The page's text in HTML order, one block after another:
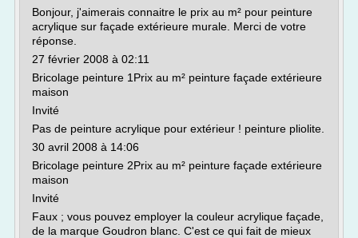
Bonjour, j'aimerais connaitre le prix au m² pour peinture
acrylique sur façade extérieure murale. Merci de votre
réponse.
27 février 2008 à 02:11
Bricolage peinture 1Prix au m² peinture façade extérieure
maison
Invité
Pas de peinture acrylique pour extérieur ! peinture pliolite.
30 avril 2008 à 14:06
Bricolage peinture 2Prix au m² peinture façade extérieure
maison
Invité
Faux ; vous pouvez employer la couleur acrylique façade,
de la marque Goudron blanc. C'est ce qui fait de mieux